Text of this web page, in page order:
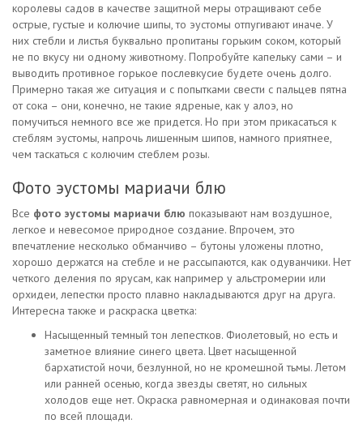
королевы садов в качестве защитной меры отращивают себе
острые, густые и колючие шипы, то эустомы отпугивают иначе. У
них стебли и листья буквально пропитаны горьким соком, который
не по вкусу ни одному животному. Попробуйте капельку сами – и
выводить противное горькое послевкусие будете очень долго.
Примерно такая же ситуация и с попытками свести с пальцев пятна
от сока – они, конечно, не такие ядреные, как у алоэ, но
помучиться немного все же придется. Но при этом прикасаться к
стеблям эустомы, напрочь лишенным шипов, намного приятнее,
чем таскаться с колючим стеблем розы.
Фото эустомы мариачи блю
Все фото эустомы мариачи блю показывают нам воздушное,
легкое и невесомое природное создание. Впрочем, это
впечатление несколько обманчиво – бутоны уложены плотно,
хорошо держатся на стебле и не рассыпаются, как одуванчики. Нет
четкого деления по ярусам, как например у альстромерии или
орхидеи, лепестки просто плавно накладываются друг на друга.
Интересна также и раскраска цветка:
Насыщенный темный тон лепестков. Фиолетовый, но есть и
заметное влияние синего цвета. Цвет насыщенной
бархатистой ночи, безлунной, но не кромешной тьмы. Летом
или ранней осенью, когда звезды светят, но сильных
холодов еще нет. Окраска равномерная и одинаковая почти
по всей площади.